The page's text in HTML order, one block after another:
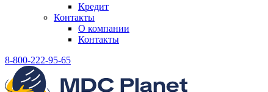
Кредит
Контакты
О компании
Контакты
8-800-222-95-65